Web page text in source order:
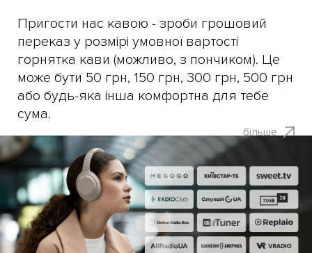
Пригости нас кавою - зроби грошовий
переказ у розмірі умовної вартості
горнятка кави (можливо, з пончиком). Це
може бути 50 грн, 150 грн, 300 грн, 500 грн
або будь-яка інша комфортна для тебе
сума.
більше